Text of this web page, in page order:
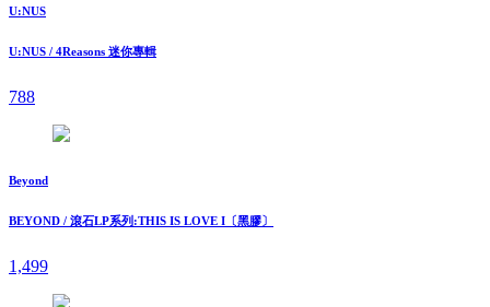
U:NUS
U:NUS / 4Reasons 迷你專輯
788
Beyond
BEYOND / 滾石LP系列:THIS IS LOVE I〔黑膠〕
1,499